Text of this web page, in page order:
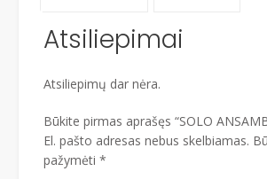
Atsiliepimai
Atsiliepimų dar nėra.
Būkite pirmas aprašęs “SOLO
El. pašto adresas nebus skelbiamas.
pažymėti *